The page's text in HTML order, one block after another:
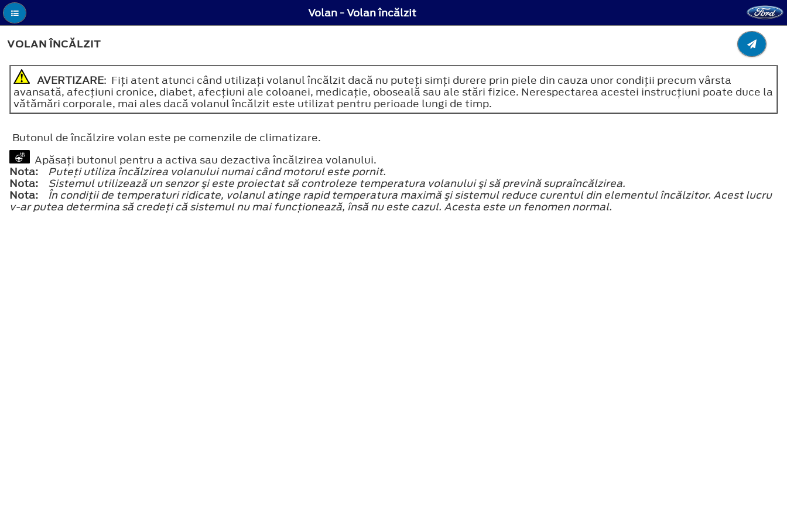
Volan - Volan încălzit
VOLAN ÎNCĂLZIT
AVERTIZARE: Fiţi atent atunci când utilizaţi volanul încălzit dacă nu puteţi simţi durere prin piele din cauza unor condiţii precum vârsta
avansată, afecţiuni cronice, diabet, afecţiuni ale coloanei, medicaţie, oboseală sau ale stări fizice. Nerespectarea acestei instrucţiuni poate duce la
vătămări corporale, mai ales dacă volanul încălzit este utilizat pentru perioade lungi de timp.
Butonul de încălzire volan este pe comenzile de climatizare.
Apăsaţi butonul pentru a activa sau dezactiva încălzirea volanului.
Nota:
Puteţi utiliza încălzirea volanului numai când motorul este pornit.
Nota:
Sistemul utilizează un senzor şi este proiectat să controleze temperatura volanului şi să prevină supraîncălzirea.
Nota:
În condiţii de temperaturi ridicate, volanul atinge rapid temperatura maximă şi sistemul reduce curentul din elementul încălzitor. Acest lucru
v-ar putea determina să credeţi că sistemul nu mai funcţionează, însă nu este cazul. Acesta este un fenomen normal.